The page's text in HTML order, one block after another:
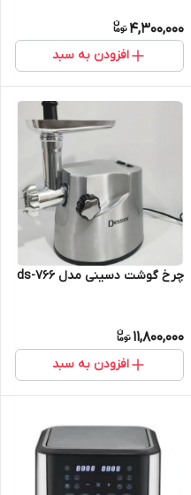
4,300,000
افزودن به سبد
چرخ گوشت دسینی مدل ds-766
11,800,000
افزودن به سبد